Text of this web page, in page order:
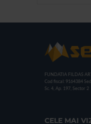
FUNDATIA FILDAS
Cod fiscal: 9164384
Sc. 4, Ap. 197, Sector 2
CELE MAI